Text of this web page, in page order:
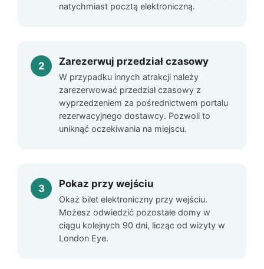
natychmiast pocztą elektroniczną.
Zarezerwuj przedział czasowy
W przypadku innych atrakcji należy
zarezerwować przedział czasowy z
wyprzedzeniem za pośrednictwem portalu
rezerwacyjnego dostawcy. Pozwoli to
uniknąć oczekiwania na miejscu.
Pokaz przy wejściu
Okaż bilet elektroniczny przy wejściu.
Możesz odwiedzić pozostałe domy w
ciągu kolejnych 90 dni, licząc od wizyty w
London Eye.